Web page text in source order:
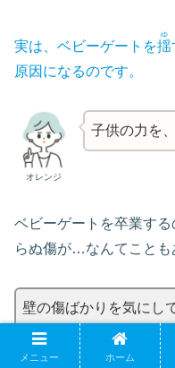
実は、ベビーゲートを揺
ゆ
原因になるのです。
オレンジ
子供の力を
ベビーゲートを卒業す
らぬ傷が…なんてことも
壁の傷ばかりを気にし
ては予想外だった！
メニュー ホーム